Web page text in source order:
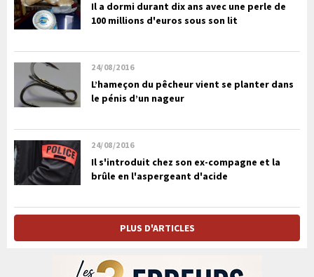
Il a dormi durant dix ans avec une perle de
100 millions d'euros sous son lit
24/08/2016
L’hameçon du pêcheur vient se planter dans
le pénis d’un nageur
24/08/2016
Il s'introduit chez son ex-compagne et la
brûle en l'aspergeant d'acide
PLUS D'ARTICLES